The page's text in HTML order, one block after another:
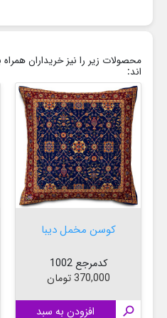
محصولات زیر را نیز خریداران
اند:
کوسن مخمل دیبا
کدمرجع 1002
قیمت
370,000 تومان
 افزودن به سبد